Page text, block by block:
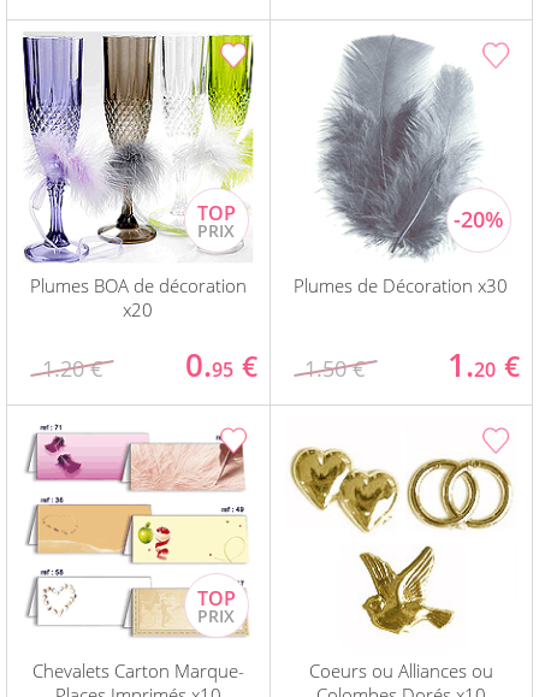
Plumes BOA de décoration
x20
1.20 € 0.95 €
Plumes de Décoration x30
1.50 € 1.20 €
Chevalets Carton Marque-
Coeurs ou Alliances ou